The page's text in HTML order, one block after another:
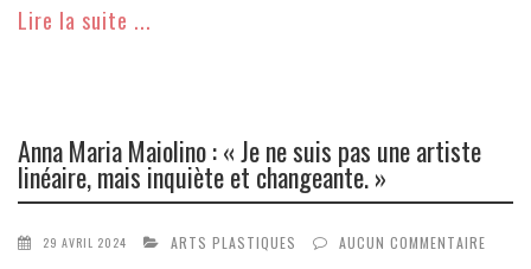
Lire la suite ...
Anna Maria Maiolino : « Je ne suis pas une artiste
linéaire, mais inquiète et changeante. »
29 AVRIL 2024 ARTS PLASTIQUES AUCUN COMMENTAIRE